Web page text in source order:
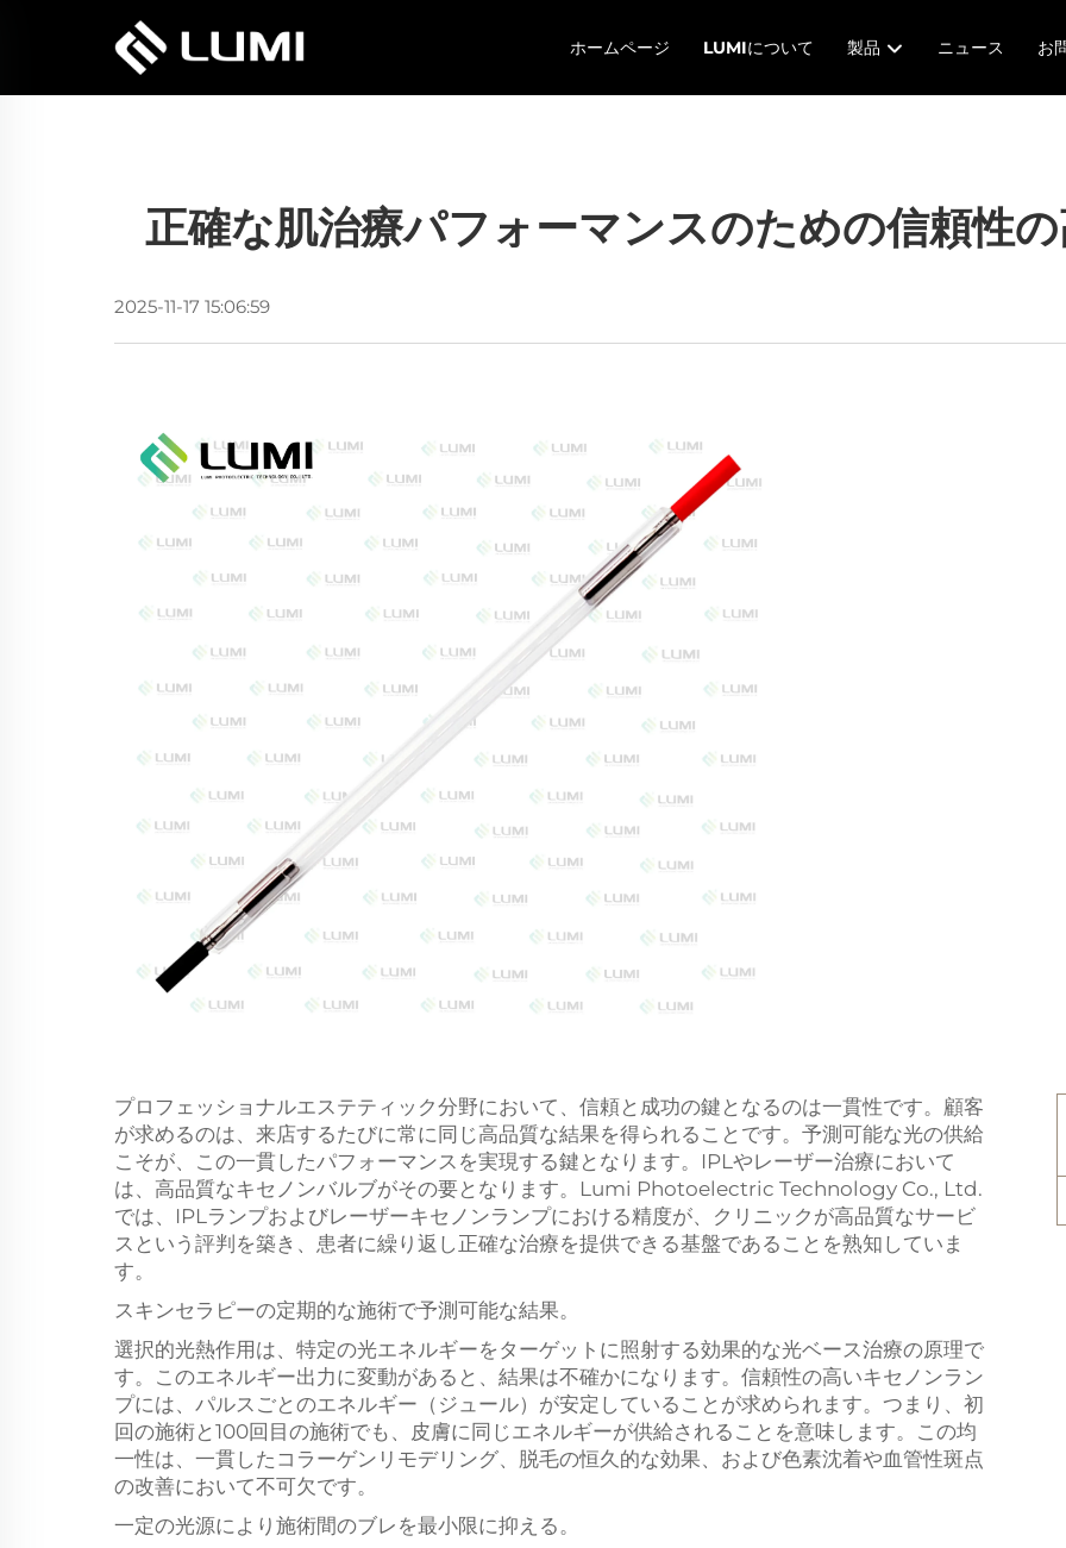
ホームページ LUMIについて 製品 ニュース お
正確な肌治療パフォーマンスのための信頼性
2025-11-17 15:06:59
プロフェッショナルエステティック分野において、信頼と成功の鍵となるのは一貫性です。顧客
が求めるのは、来店するたびに常に同じ高品質な結果を得られることです。予測可能な光の供給
こそが、この一貫したパフォーマンスを実現する鍵となります。IPLやレーザー治療において
は、高品質なキセノンバルブがその要となります。Lumi Photoelectric Technology Co., Ltd.
では、IPLランプおよびレーザーキセノンランプにおける精度が、クリニックが高品質なサービ
スという評判を築き、患者に繰り返し正確な治療を提供できる基盤であることを熟知していま
す。
スキンセラピーの定期的な施術で予測可能な結果。
選択的光熱作用は、特定の光エネルギーをターゲットに照射する効果的な光ベース治療の原理で
す。このエネルギー出力に変動があると、結果は不確かになります。信頼性の高いキセノンラン
プには、パルスごとのエネルギー（ジュール）が安定していることが求められます。つまり、初
回の施術と100回目の施術でも、皮膚に同じエネルギーが供給されることを意味します。この均
一性は、一貫したコラーゲンリモデリング、脱毛の恒久的な効果、および色素沈着や血管性斑点
の改善において不可欠です。
一定の光源により施術間のブレを最小限に抑える。